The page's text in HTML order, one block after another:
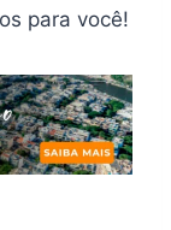
para você!